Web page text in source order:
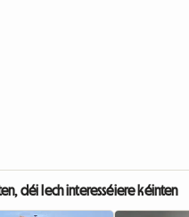
déi Iech interesséiere kéinten